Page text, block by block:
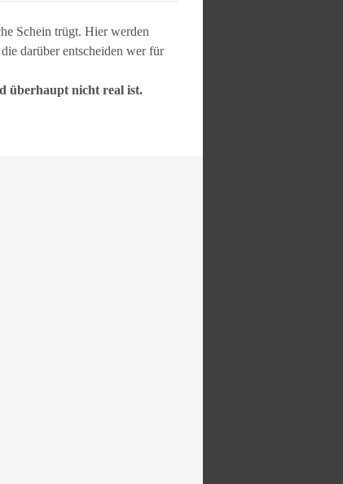
Schein trügt. Hier werden
darüber entscheiden wer für
überhaupt nicht real ist.